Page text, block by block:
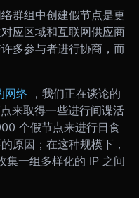
群组中创建假节点是更
应区域和互联网供应商
多参与者进行协商，而
网络
，我们正在谈论的
来取得一些进行间谍活
个假节点来进行日食
原因；在这种规模下，
集一组多样化的 IP 之间